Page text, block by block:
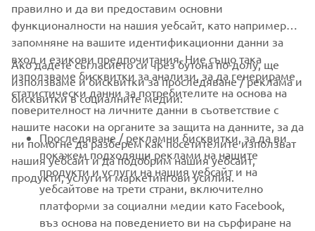
CORPORATE
FOR BUSINESS
MORE YAMAHA
SUPPORT
правилно и да ви предоставим основни
функционалности на нашия уебсайт, като например
запомняне на вашите идентификационни данни за
вход и езикови предпочитания. Ние също така
използваме бисквитки за анализи, за да генерираме
статистически данни за потребителите на основа на
поверителност на личните данни в съответствие с
нашите насоки на органите за защита на данните, за да
ни помогне да разберем как посетителите използват
нашия уебсайт и да подобрим нашия уебсайт,
продукти, услуги и маркетингови усилия.
Ако дадете съгласието си чрез бутона по-долу, ще
използваме и бисквитки за проследяване / реклама и
бисквитки в социалните медии:
Проследяване / рекламни бисквитки, за да ви
покажем подходящи реклами на нашите
продукти и услуги на нашия уебсайт и на
уебсайтове на трети страни, включително
платформи за социални медии като Facebook,
въз основа на поведението ви на сърфиране на